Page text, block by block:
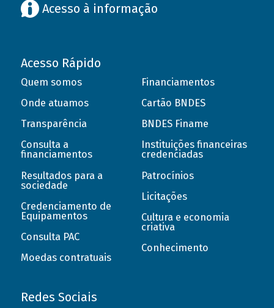
Acesso à informação
Acesso Rápido
Quem somos
Onde atuamos
Transparência
Consulta a
financiamentos
Resultados para a
sociedade
Credenciamento de
Equipamentos
Consulta PAC
Moedas contratuais
Financiamentos
Cartão BNDES
BNDES Finame
Instituições financeiras
credenciadas
Patrocínios
Licitações
Cultura e economia
criativa
Conhecimento
Redes Sociais